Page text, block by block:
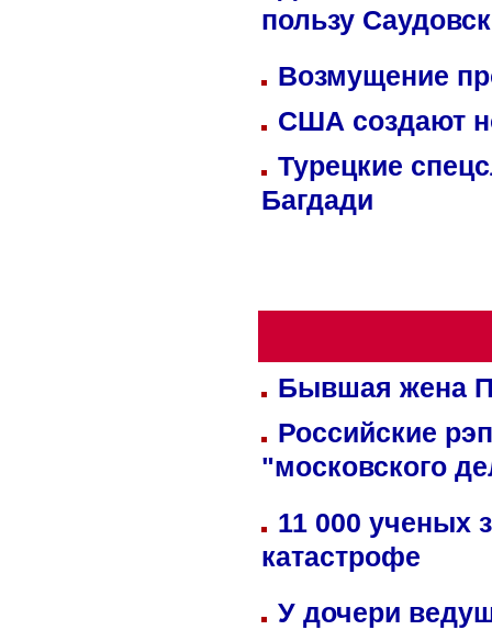
пользу
Возмущение
США создают
Турецкие
Багдади
Бывшая жена
Российские
"московского
11 000 ученых
катастрофе
У дочери